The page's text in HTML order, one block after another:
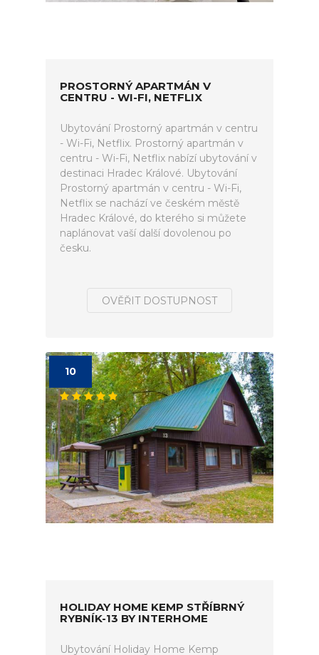
PROSTORNÝ APARTMÁN V
CENTRU - WI-FI, NETFLIX
Ubytování Prostorný apartmán v centru
- Wi-Fi, Netflix. Prostorný apartmán v
centru - Wi-Fi, Netflix nabízí ubytování v
destinaci Hradec Králové. Ubytování
Prostorný apartmán v centru - Wi-Fi,
Netflix se nachází ve českém městě
Hradec Králové, do kterého si můžete
naplánovat vaší další dovolenou po
česku.
OVĚŘIT DOSTUPNOST
10
HOLIDAY HOME KEMP STŘÍBRNÝ
RYBNÍK-13 BY INTERHOME
Ubytování Holiday Home Kemp